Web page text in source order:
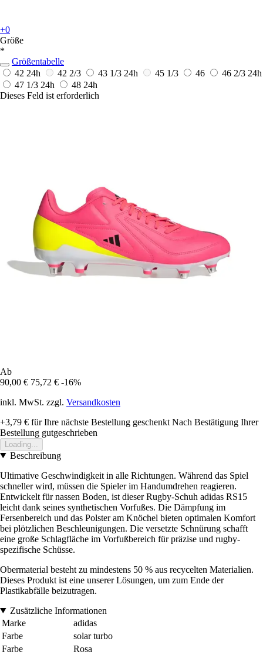
+0
Größe
*
Größentabelle
42 24h 42 2/3 43 1/3 24h 45 1/3 46 46 2/3 24h
47 1/3 24h 48 24h
Dieses Feld ist erforderlich
Ab
90,00 € 75,72 € -16%
inkl. MwSt. zzgl. Versandkosten
+3,79 € für Ihre nächste Bestellung geschenkt Nach Bestätigung Ihrer
Bestellung gutgeschrieben
Loading...
Beschreibung
Ultimative Geschwindigkeit in alle Richtungen. Während das Spiel
schneller wird, müssen die Spieler im Handumdrehen reagieren.
Entwickelt für nassen Boden, ist dieser Rugby-Schuh adidas RS15
leicht dank seines synthetischen Vorfußes. Die Dämpfung im
Fersenbereich und das Polster am Knöchel bieten optimalen Komfort
bei plötzlichen Beschleunigungen. Die versetzte Schnürung schafft
eine große Schlagfläche im Vorfußbereich für präzise und rugby-
spezifische Schüsse.
Obermaterial besteht zu mindestens 50 % aus recycelten Materialien.
Dieses Produkt ist eine unserer Lösungen, um zum Ende der
Plastikabfälle beizutragen.
Zusätzliche Informationen
Marke
adidas
Farbe
solar turbo
Farbe
Rosa